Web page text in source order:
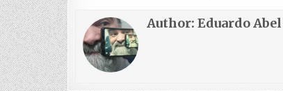
Author: Eduardo